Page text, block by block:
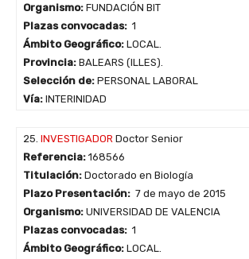
Organismo: FUNDACIÓN BIT
Plazas convocadas: 1
Ámbito Geográfico: LOCAL.
Provincia: BALEARS (ILLES).
Selección de: PERSONAL LABORAL
Vía: INTERINIDAD
25. INVESTIGADOR Doctor Senior
Referencia: 168566
Titulación: Doctorado en Biología
Plazo Presentación: 7 de mayo de 2015
Organismo: UNIVERSIDAD DE VALENCIA
Plazas convocadas: 1
Ámbito Geográfico: LOCAL.